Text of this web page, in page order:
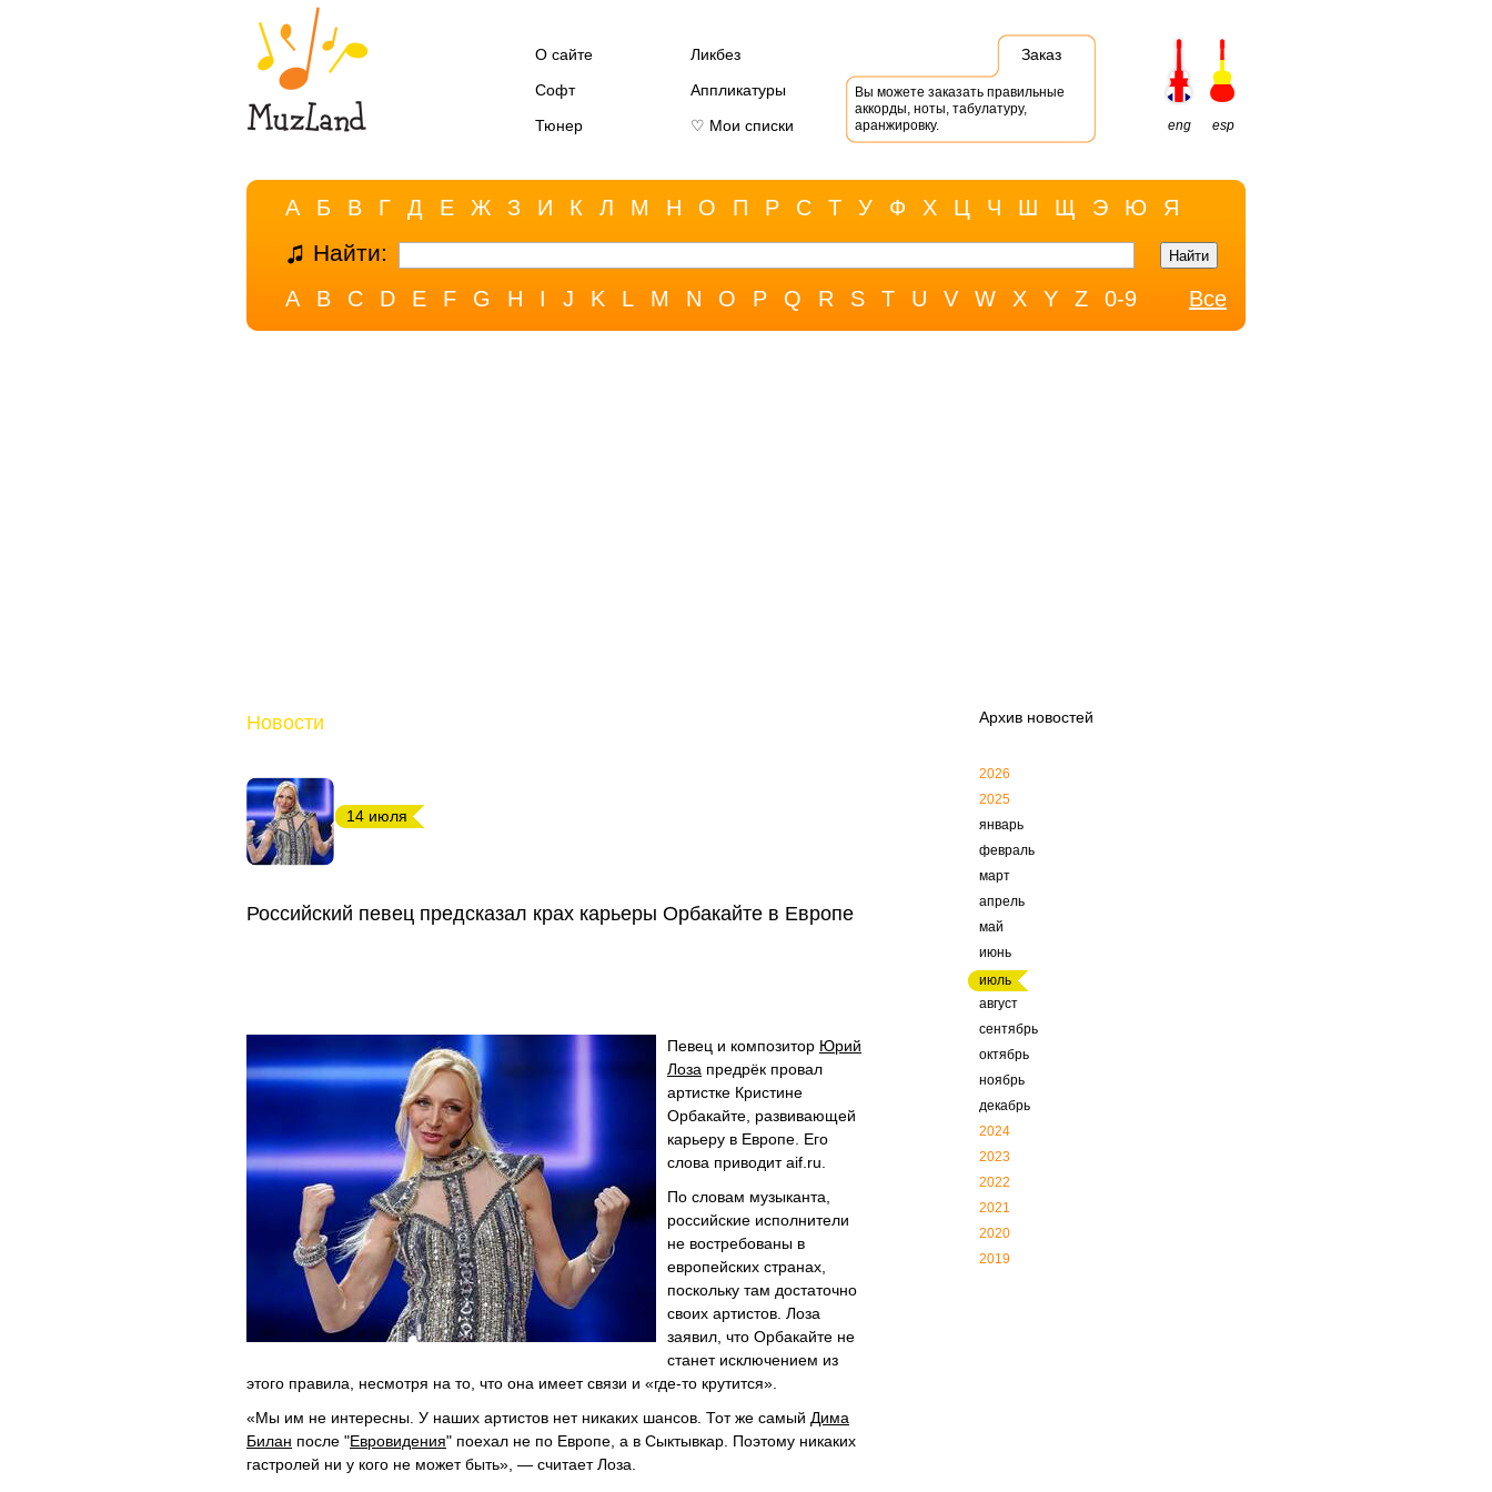
О сайте
Ликбез
Софт
Аппликатуры
Тюнер
♡ Мои списки
Заказ
Вы можете заказать правильные
аккорды, ноты, табулатуру,
аранжировку.
eng esp
А Б В Г Д Е Ж З И К Л М Н О П Р С Т У Ф Х Ц Ч Ш Щ Э Ю Я
Найти:
A B C D E F G H I J K L M N O P Q R S T U V W X Y Z 0-9 Все
Новости
14 июля
Российский певец предсказал крах карьеры Орбакайте в Европе
Певец и композитор Юрий
Лоза предрёк провал
артистке Кристине
Орбакайте, развивающей
карьеру в Европе. Его
слова приводит aif.ru.
По словам музыканта,
российские исполнители
не востребованы в
европейских странах,
поскольку там достаточно
своих артистов. Лоза
заявил, что Орбакайте не
станет исключением из
этого правила, несмотря на то, что она имеет связи и «где-то крутится».
«Мы им не интересны. У наших артистов нет никаких шансов. Тот же самый Дима
Билан после "Евровидения" поехал не по Европе, а в Сыктывкар. Поэтому никаких
гастролей ни у кого не может быть», — считает Лоза.
Архив новостей
2026
2025
январь
февраль
март
апрель
май
июнь
июль
август
сентябрь
октябрь
ноябрь
декабрь
2024
2023
2022
2021
2020
2019